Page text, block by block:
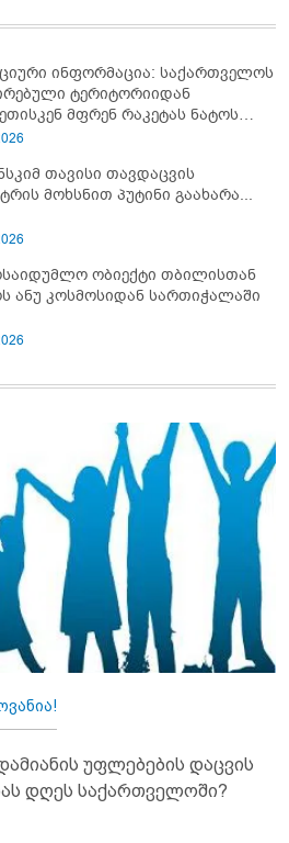
ინფორმაცია: საქართველოს
ტერიტორიიდან
მფრენ რაკეტას ნატოს
კინაღამ ჩაუშლია
თავისი თავდაცვის
მოხსნით პუტინი გაახარა...
ობიექტი თბილისთან
ახლოს ანუ კოსმოსიდან სართიჭალაში
უფლებების დაცვის
დღეს საქართველოში?